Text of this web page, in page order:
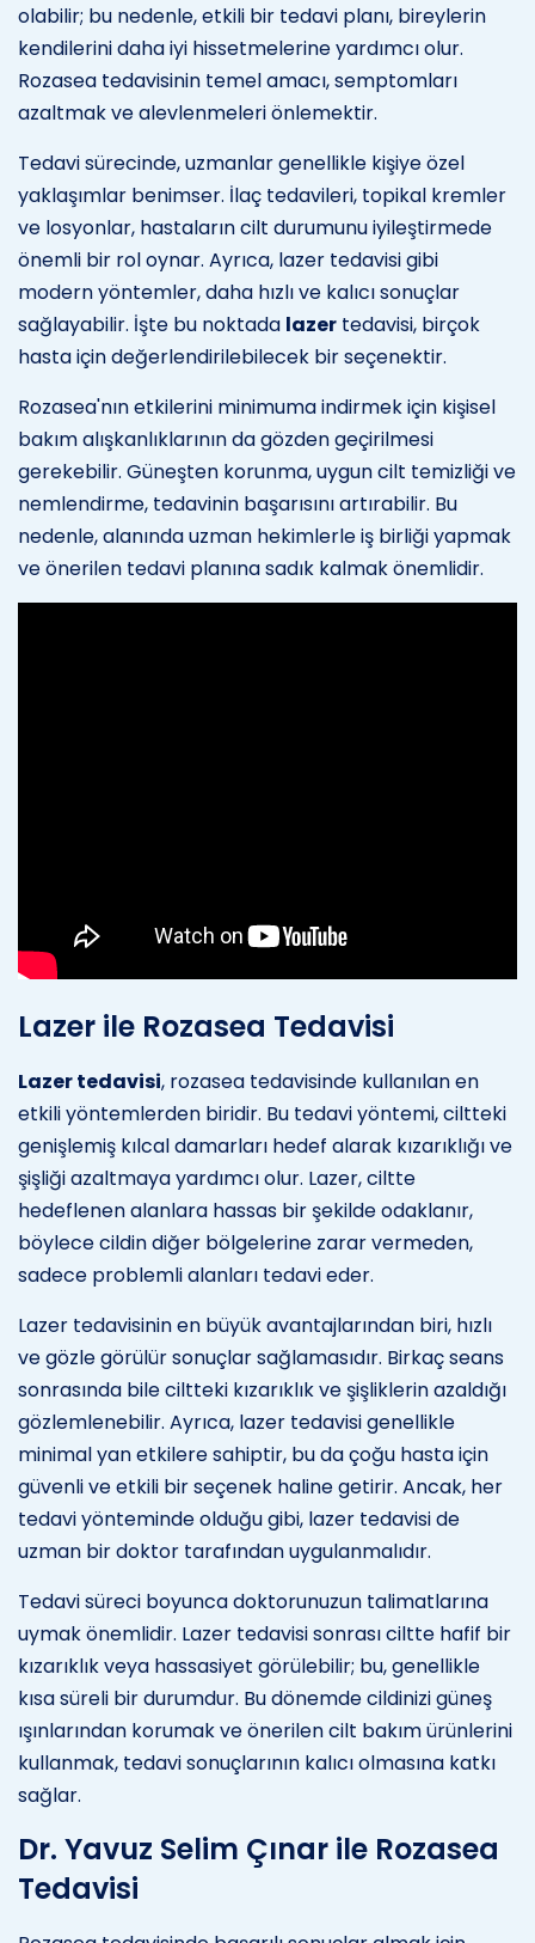
olabilir; bu nedenle, etkili bir tedavi planı, bireylerin
kendilerini daha iyi hissetmelerine yardımcı olur.
Rozasea tedavisinin temel amacı, semptomları
azaltmak ve alevlenmeleri önlemektir.
Tedavi sürecinde, uzmanlar genellikle kişiye özel
yaklaşımlar benimser. İlaç tedavileri, topikal kremler
ve losyonlar, hastaların cilt durumunu iyileştirmede
önemli bir rol oynar. Ayrıca, lazer tedavisi gibi
modern yöntemler, daha hızlı ve kalıcı sonuçlar
sağlayabilir. İşte bu noktada lazer tedavisi, birçok
hasta için değerlendirilebilecek bir seçenektir.
Rozasea'nın etkilerini minimuma indirmek için kişisel
bakım alışkanlıklarının da gözden geçirilmesi
gerekebilir. Güneşten korunma, uygun cilt temizliği ve
nemlendirme, tedavinin başarısını artırabilir. Bu
nedenle, alanında uzman hekimlerle iş birliği yapmak
ve önerilen tedavi planına sadık kalmak önemlidir.
Lazer ile Rozasea Tedavisi
Lazer tedavisi, rozasea tedavisinde kullanılan en
etkili yöntemlerden biridir. Bu tedavi yöntemi, ciltteki
genişlemiş kılcal damarları hedef alarak kızarıklığı ve
şişliği azaltmaya yardımcı olur. Lazer, ciltte
hedeflenen alanlara hassas bir şekilde odaklanır,
böylece cildin diğer bölgelerine zarar vermeden,
sadece problemli alanları tedavi eder.
Lazer tedavisinin en büyük avantajlarından biri, hızlı
ve gözle görülür sonuçlar sağlamasıdır. Birkaç seans
sonrasında bile ciltteki kızarıklık ve şişliklerin azaldığı
gözlemlenebilir. Ayrıca, lazer tedavisi genellikle
minimal yan etkilere sahiptir, bu da çoğu hasta için
güvenli ve etkili bir seçenek haline getirir. Ancak, her
tedavi yönteminde olduğu gibi, lazer tedavisi de
uzman bir doktor tarafından uygulanmalıdır.
Tedavi süreci boyunca doktorunuzun talimatlarına
uymak önemlidir. Lazer tedavisi sonrası ciltte hafif bir
kızarıklık veya hassasiyet görülebilir; bu, genellikle
kısa süreli bir durumdur. Bu dönemde cildinizi güneş
ışınlarından korumak ve önerilen cilt bakım ürünlerini
kullanmak, tedavi sonuçlarının kalıcı olmasına katkı
sağlar.
Dr. Yavuz Selim Çınar ile Rozasea
Tedavisi